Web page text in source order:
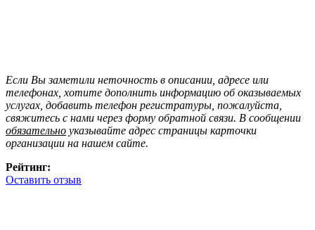
Если Вы заметили неточность в описании, адресе или
телефонах, хотите дополнить информацию об оказываемых
услугах, добавить телефон регистратуры, пожалуйста,
свяжитесь с нами через форму обратной связи. В сообщении
обязательно указывайте адрес страницы карточки
организации на нашем сайте.
Рейтинг:
Оставить отзыв